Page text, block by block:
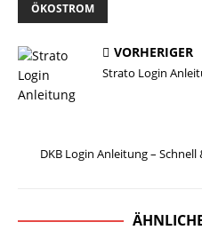
ÖKOSTROM
VORHERIGER
Strato Login
DKB Login Anleitung – Schnell